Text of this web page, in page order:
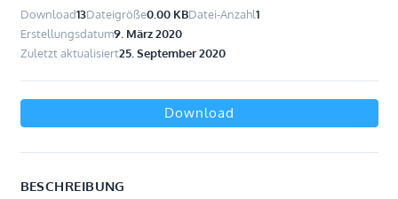
Download13Dateigröße0.00 KBDatei-Anzahl1
Erstellungsdatum9. März 2020
Zuletzt aktualisiert25. September 2020
Download
BESCHREIBUNG